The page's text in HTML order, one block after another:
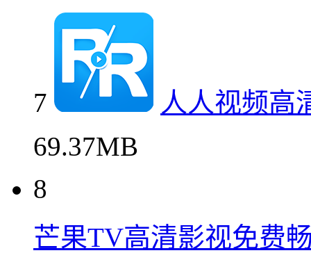
7
人人视频高
69.37MB
8
芒果TV高清影视免费